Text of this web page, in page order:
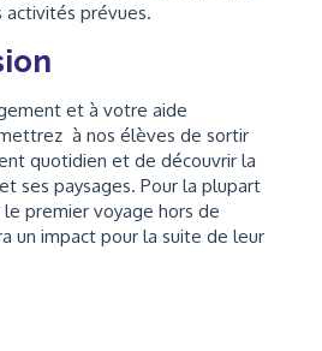
activités prévues.
et à votre aide
à nos élèves de sortir
quotidien et de découvrir la
ses paysages. Pour la plupart
premier voyage hors de
un impact pour la suite de leur